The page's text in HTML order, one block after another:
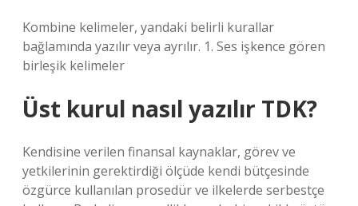
Kombine kelimeler, yandaki belirli kurallar
bağlamında yazılır veya ayrılır. 1. Ses işkence gören
birleşik kelimeler
Üst kurul nasıl yazılır TDK?
Kendisine verilen finansal kaynaklar, görev ve
yetkilerinin gerektirdiği ölçüde kendi bütçesinde
özgürce kullanılan prosedür ve ilkelerde serbestçe